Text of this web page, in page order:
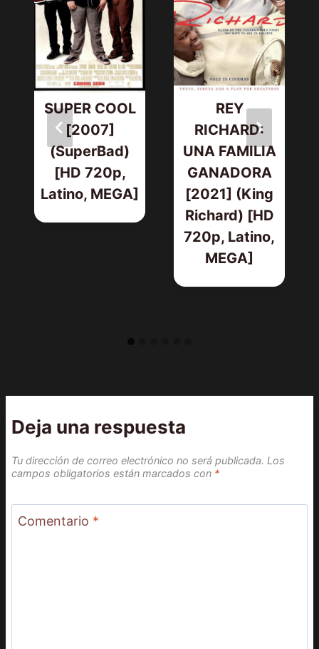
SUPER COOL
[2007]
(SuperBad)
[HD 720p,
Latino, MEGA]
REY
RICHARD:
UNA FAMILIA
GANADORA
[2021] (King
Richard) [HD
720p, Latino,
MEGA]
Deja una respuesta
Tu dirección de correo electrónico no será publicada. Los
campos obligatorios están marcados con *
Comentario *